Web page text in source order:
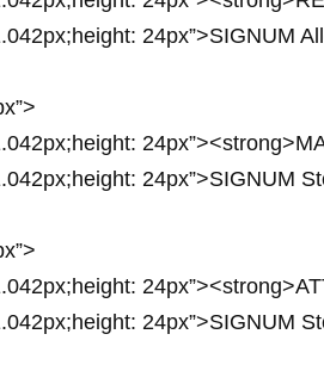
24px”>SIGNUM
24px”>SIGNUM
24px”>SIGNUM